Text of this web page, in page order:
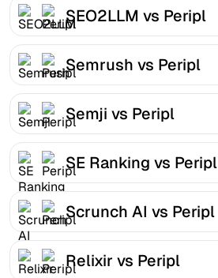
SEO2LLM vs Peripl
Semrush vs Peripl
Semji vs Peripl
SE Ranking vs Peripl
Scrunch AI vs Peripl
Relixir vs Peripl